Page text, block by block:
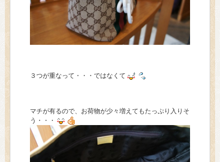
３つが重なって・・・ではなくて
マチが有るので、お荷物が少々増えてもたっぷり入りそ
う・・・